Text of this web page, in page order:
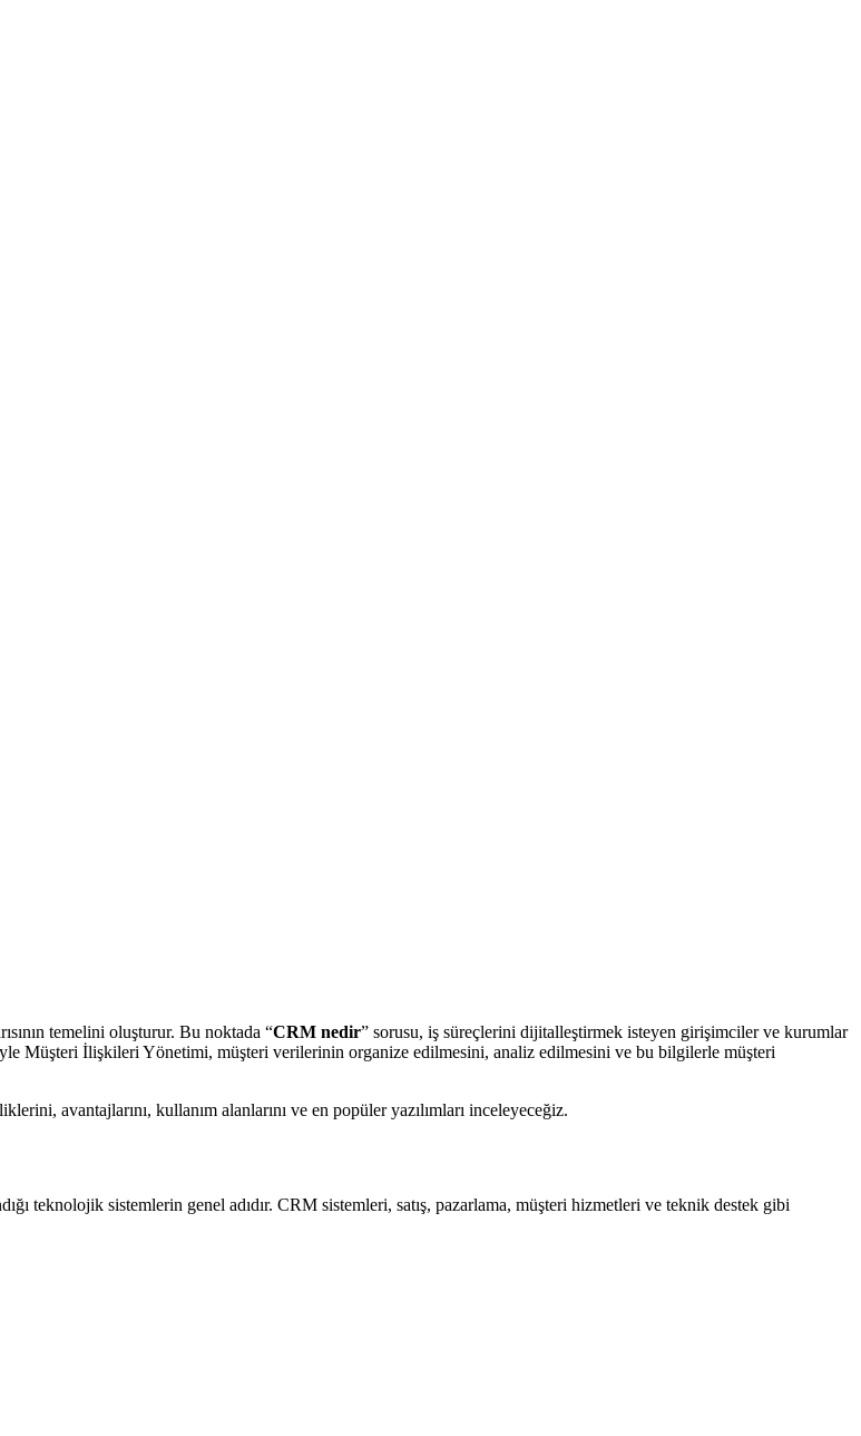
temelini oluşturur. Bu noktada “CRM nedir” sorusu, iş süreçlerini dijitalleştirmek isteyen girişimciler ve kurumlar
Müşteri İlişkileri Yönetimi, müşteri verilerinin organize edilmesini, analiz edilmesini ve bu bilgilerle müşteri
avantajlarını, kullanım alanlarını ve en popüler yazılımları inceleyeceğiz.
teknolojik sistemlerin genel adıdır. CRM sistemleri, satış, pazarlama, müşteri hizmetleri ve teknik destek gibi